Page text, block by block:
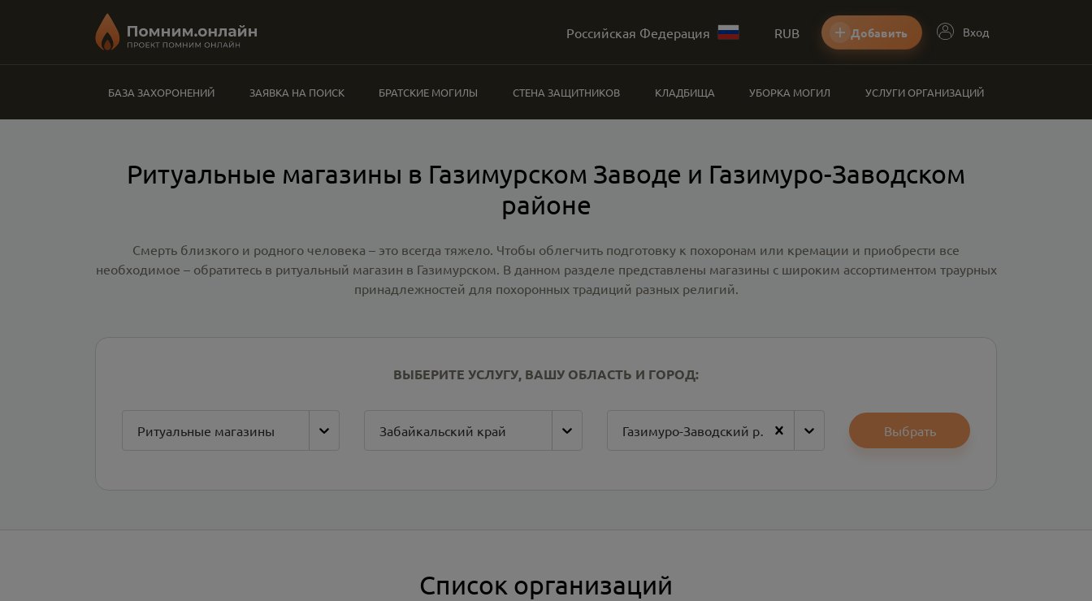
Российская Федерация RUB Добавить Вход
БАЗА ЗАХОРОНЕНИЙ ЗАЯВКА НА ПОИСК БРАТСКИЕ МОГИЛЫ СТЕНА ЗАЩИТНИКОВ КЛАДБИЩА УБОРКА МОГИЛ УСЛУГИ ОРГАНИЗАЦИЙ
Ритуальные магазины в Газимурском Заводе и Газимуро-Заводском
районе
Смерть близкого и родного человека – это всегда тяжело. Чтобы облегчить подготовку к похоронам или кремации и приобрести все
необходимое – обратитесь в ритуальный магазин в Газимурском. В данном разделе представлены магазины с широким ассортиментом траурных
принадлежностей для похоронных традиций разных религий.
ВЫБЕРИТЕ УСЛУГУ, ВАШУ ОБЛАСТЬ И ГОРОД:
Ритуальные магазины Забайкальский край Газимуро-Заводский район Выбрать
Список организаций